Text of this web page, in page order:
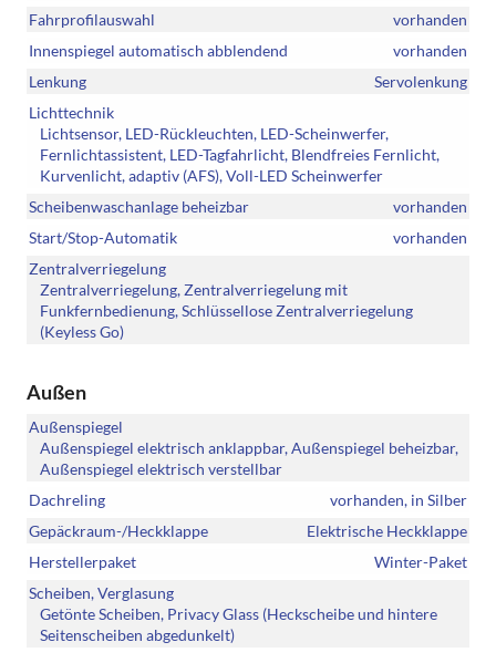
Fahrprofilauswahl
vorhanden
Innenspiegel automatisch abblendend
vorhanden
Lenkung
Servolenkung
Lichttechnik
Lichtsensor, LED-Rückleuchten, LED-Scheinwerfer,
Fernlichtassistent, LED-Tagfahrlicht, Blendfreies Fernlicht,
Kurvenlicht, adaptiv (AFS), Voll-LED Scheinwerfer
Scheibenwaschanlage beheizbar
vorhanden
Start/Stop-Automatik
vorhanden
Zentralverriegelung
Zentralverriegelung, Zentralverriegelung mit
Funkfernbedienung, Schlüssellose Zentralverriegelung
(Keyless Go)
Außen
Außenspiegel
Außenspiegel elektrisch anklappbar, Außenspiegel beheizbar,
Außenspiegel elektrisch verstellbar
Dachreling
vorhanden, in Silber
Gepäckraum-/Heckklappe
Elektrische Heckklappe
Herstellerpaket
Winter-Paket
Scheiben, Verglasung
Getönte Scheiben, Privacy Glass (Heckscheibe und hintere
Seitenscheiben abgedunkelt)